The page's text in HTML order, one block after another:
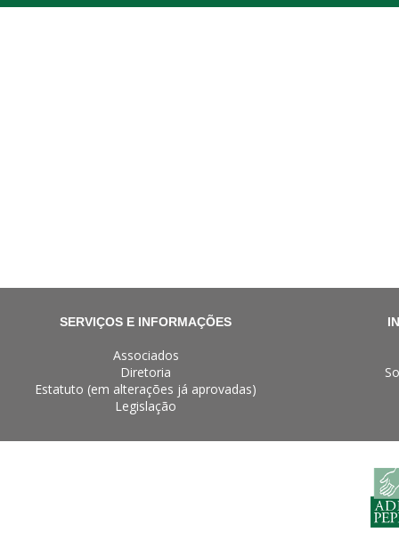
SERVIÇOS E INFORMAÇÕES
Associados
Diretoria
Estatuto (em alterações já aprovadas)
Legislação